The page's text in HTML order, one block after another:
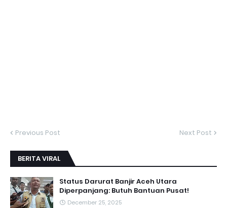
Previous Post Next Post
BERITA VIRAL
Status Darurat Banjir Aceh Utara
Diperpanjang: Butuh Bantuan Pusat!
December 25, 2025